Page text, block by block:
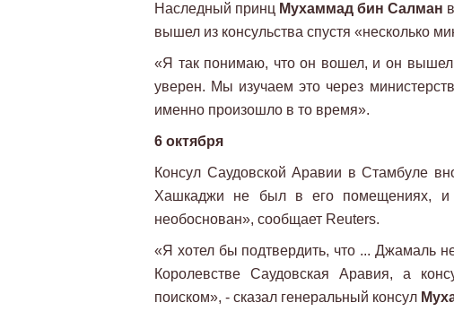
Наследный принц Мухаммад бин Салман
вышел из консульства спустя «несколько
«Я так понимаю, что он вошел, и он вышел
уверен. Мы изучаем это через
именно произошло в то время».
6 октября
Консул Саудовской Аравии в Стамбуле
Хашкаджи не был в его помещениях, и
необоснован», сообщает Reuters.
«Я хотел бы подтвердить, что ... Джамаль
Королевстве Саудовская Аравия, а
поиском», - сказал генеральный консул